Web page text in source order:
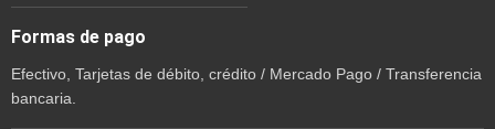
Formas de pago
Efectivo, Tarjetas de débito, crédito / Mercado Pago / Transferencia
bancaria.